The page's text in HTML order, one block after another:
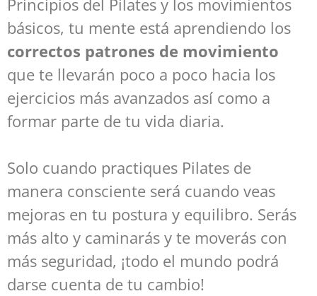
Principios del Pilates y los movimientos
básicos, tu mente está aprendiendo los
correctos patrones de movimiento
que te llevarán poco a poco hacia los
ejercicios más avanzados así como a
formar parte de tu vida diaria.
Solo cuando practiques Pilates de
manera consciente será cuando veas
mejoras en tu postura y equilibro. Serás
más alto y caminarás y te moverás con
más seguridad, ¡todo el mundo podrá
darse cuenta de tu cambio!